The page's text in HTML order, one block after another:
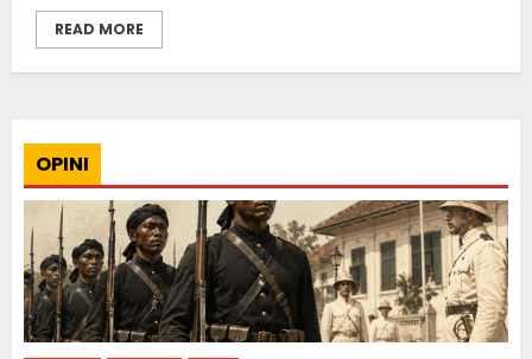
READ MORE
OPINI